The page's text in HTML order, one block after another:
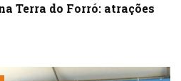
Terra do Forró: atrações